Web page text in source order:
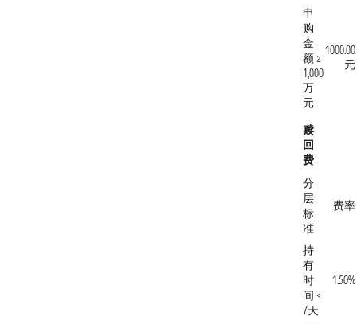
申
购
金
额 ≥
1,000
万
元
1000.00
元
赎
回
费
分
层
标
准
费率
持
有
时
间 <
7天
1.50%